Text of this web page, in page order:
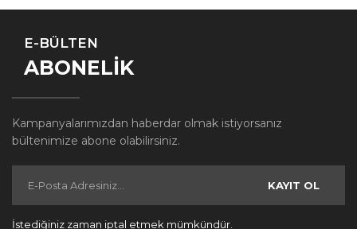
E-BÜLTEN
ABONELİK
Kampanyalarımızdan haberdar olmak istiyorsanız
bültenimize abone olabilirsiniz.
KAYIT OL
İstediğiniz zaman iptal etmek mümkündür.